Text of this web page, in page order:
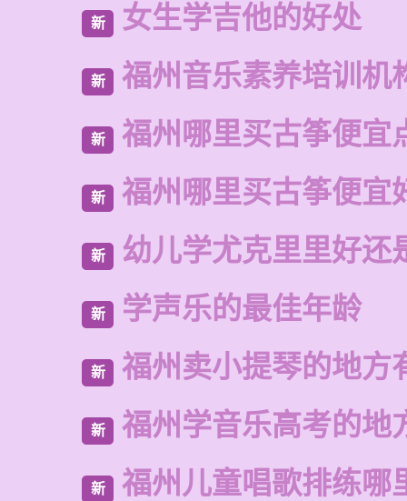
新 女生学吉他的好处
新 福州音乐素养培训机
新 福州哪里买古筝便宜
新 福州哪里买古筝便宜
新 幼儿学尤克里里好还
新 学声乐的最佳年龄
新 福州卖小提琴的地方
新 福州学音乐高考的地
新 福州儿童唱歌排练哪